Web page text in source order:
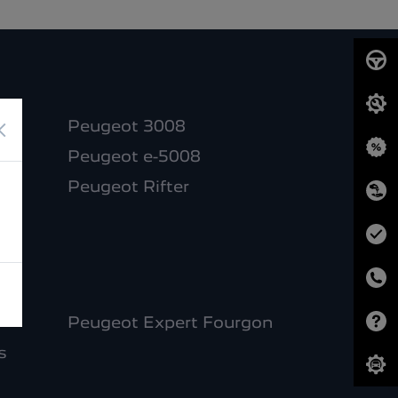
Peugeot 3008
Peugeot e-5008
Peugeot Rifter
Peugeot Expert Fourgon